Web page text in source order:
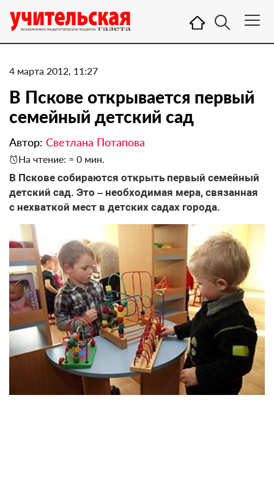
4 марта 2012, 11:27
​В Пскове открывается первый
семейный детский сад
Автор: Светлана Потапова
На чтение: ≈ 0 мин.
​В Пскове собираются открыть первый семейный
детский сад. Это – необходимая мера, связанная
с нехваткой мест в детских садах города.